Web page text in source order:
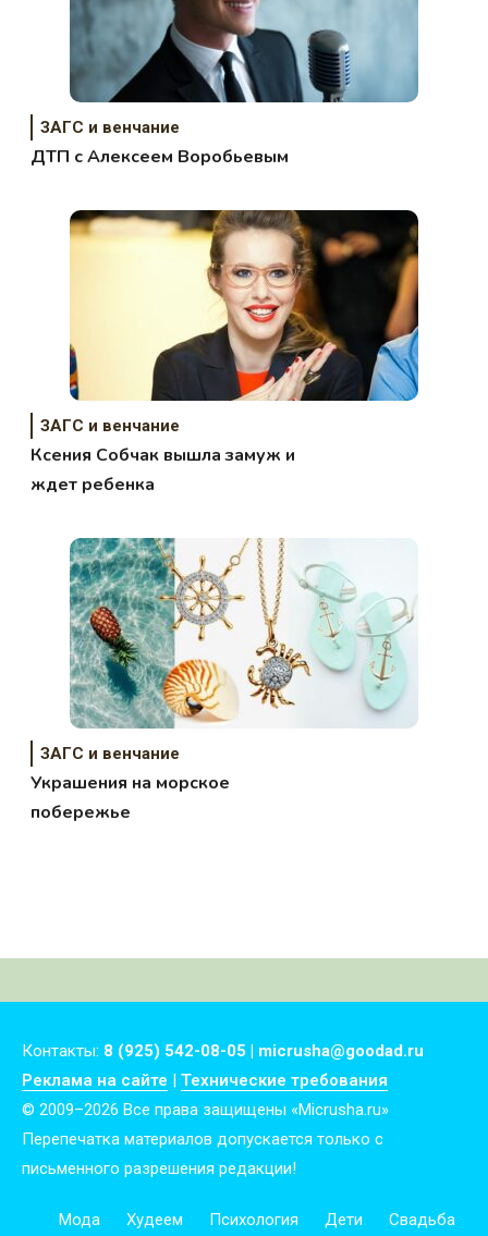
ЗАГС и венчание
ДТП с Алексеем Воробьевым
ЗАГС и венчание
Ксения Собчак вышла замуж и
ждет ребенка
ЗАГС и венчание
Украшения на морское
побережье
Контакты: 8 (925) 542-08-05 | micrusha@goodad.ru
Реклама на сайте | Технические требования
© 2009–2026 Все права защищены «Micrusha.ru»
Перепечатка материалов допускается только с
письменного разрешения редакции!
Мода Худеем Психология Дети Свадьба